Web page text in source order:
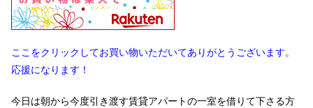
ここをクリックしてお買い物いただいてありがとうございます。
応援になります！
今日は朝から今度引き渡す賃貸アパートの一室を借りて下さる方